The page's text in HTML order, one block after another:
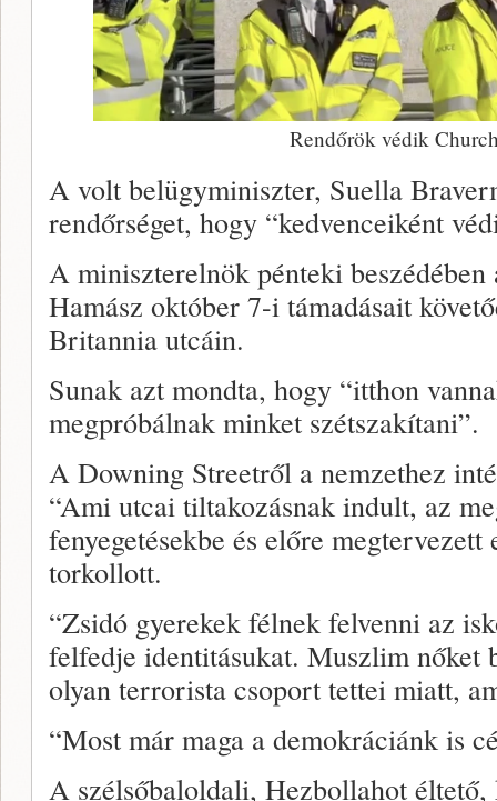
Rendőrök védik
A volt belügyminiszter, Suella
rendőrséget, hogy “kedvenceiként
A miniszterelnök pénteki
Hamász október 7-i támadásait
Britannia utcáin.
Sunak azt mondta, hogy “itthon
megpróbálnak minket szétszakítani”.
A Downing Streetről a nemzethez
“Ami utcai tiltakozásnak indult, az
fenyegetésekbe és előre megtervezett
torkollott.
“Zsidó gyerekek félnek felvenni az
felfedje identitásukat. Muszlim nőket
olyan terrorista csoport tettei miatt,
“Most már maga a demokráciánk is
A szélsőbaloldali, Hezbollahot éltető,